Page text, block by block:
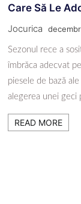
Care Să Le
Jocurica
Sezonul rece a
îmbrăca adecvat
piesele de bază
alegerea unei
READ MORE